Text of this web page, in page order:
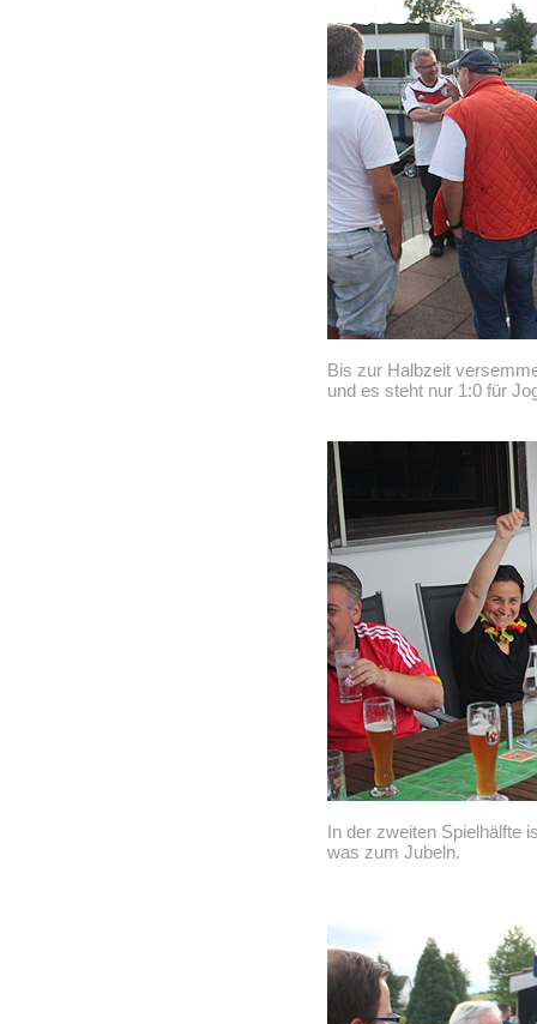
Bis zur Halbzeit
und es steht nur 1:0 für
In der zweiten Spielhälfte
was zum Jubeln.